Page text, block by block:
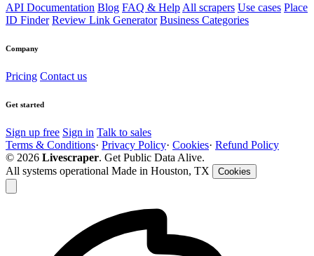
API Documentation Blog FAQ & Help All scrapers Use cases Place
ID Finder Review Link Generator Business Categories
Company
Pricing Contact us
Get started
Sign up free Sign in Talk to sales
Terms & Conditions· Privacy Policy· Cookies· Refund Policy
© 2026 Livescraper. Get Public Data Alive.
All systems operational Made in Houston, TX Cookies